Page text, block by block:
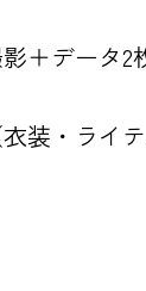
＋データ2
装・ライ